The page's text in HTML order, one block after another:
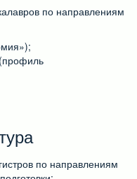
по направлениям
по направлениям